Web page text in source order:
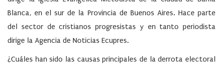
Blanca, en el sur de la Provincia de Buenos Aires. Hace parte
del sector de cristianos progresistas y en tanto periodista
dirige la Agencia de Noticias Ecupres.
¿Cuáles han sido las causas principales de la derrota electoral